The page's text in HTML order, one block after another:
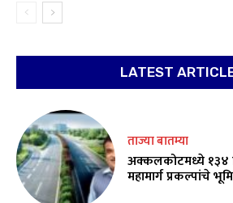
LATEST
ताज्या बातम्या
अक्कलकोटमध्ये १३४
महामार्ग प्रकल्पांचे